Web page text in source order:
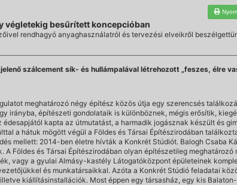
végletekig besűrített koncepcióban
rendhagyó anyaghasználatról és tervezési elveikről
szálcement sík- és hullámpalával létrehozott „feszes, élre
meghatározó négy építész közös útja egy szerencsés
irányba, építészeti gondolataik is különböznek, mégis erősítik,
édesapjától kapta az útmutatást, a harmadik jogásznak készült és
a hátuk mögött végül a Földes és Társai Építészirodában
mellett: 2014-ben életre hívták a Konkrét Stúdiót. Balogh Csaba
A Földes és Társai Építészirodában olyan építészetileg
vagy a gyulai Almásy-kastély Látogatóközpont épületeinek
és munkatársaikkal. Azóta a Konkrét Stúdió feladatai
kiállításinstallációk. Most éppen egy társasház, egy kis